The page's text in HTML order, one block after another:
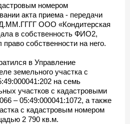
номером
акта приема - передачи
ООО «Кондитерская
в собственность ФИО2,
право собственности на него.
в Управление
земельного участка с
на семь
участков с кадастровыми
– 05:49:000041:1072, а также
с кадастровым номером
2 790 кв.м.